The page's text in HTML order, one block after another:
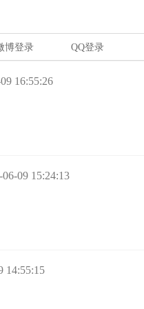
博登录 QQ登录
16:55:26
06-09 15:24:13
14:55:15